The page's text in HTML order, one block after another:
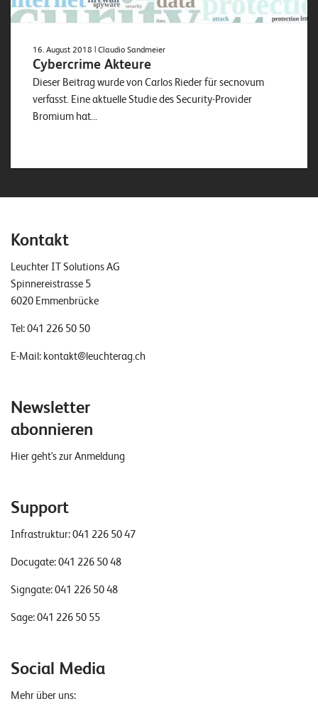
16. August 2018 | Claudio Sandmeier
Cybercrime Akteure
Dieser Beitrag wurde von Carlos Rieder für secnovum
verfasst. Eine aktuelle Studie des Security-Provider
Bromium hat...
Kontakt
Leuchter IT Solutions AG
Spinnereistrasse 5
6020 Emmenbrücke
Tel:041 226 50 50
E-Mail: kontakt@leuchterag.ch
Newsletter
abonnieren
Hier geht's zur Anmeldung
Support
Infrastruktur:041 226 50 47
Docugate:041 226 50 48
Signgate:041 226 50 48
Sage:041 226 50 55
Social Media
Mehr über uns: